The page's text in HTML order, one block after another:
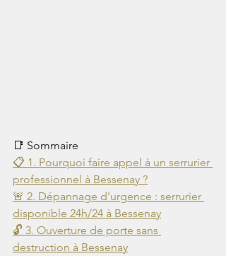
📑 Sommaire
📋 1. Pourquoi faire appel à un serrurier
professionnel à Bessenay ?
🚨 2. Dépannage d'urgence : serrurier
disponible 24h/24 à Bessenay
🔓 3. Ouverture de porte sans
destruction à Bessenay